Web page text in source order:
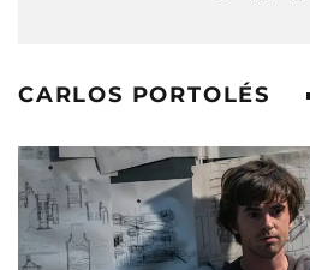
CARLOS PORTOLÉS